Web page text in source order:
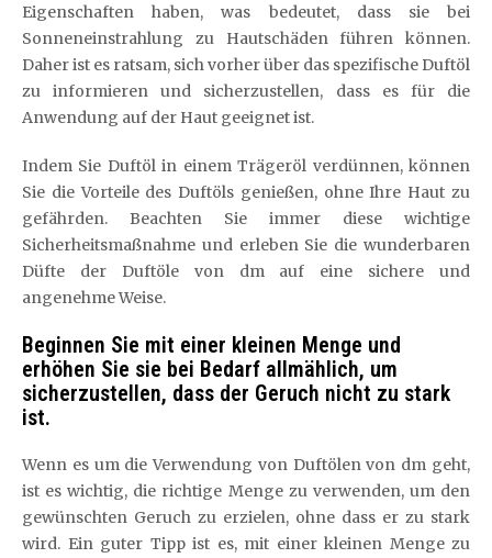
Eigenschaften haben, was bedeutet, dass sie bei
Sonneneinstrahlung zu Hautschäden führen können.
Daher ist es ratsam, sich vorher über das spezifische Duftöl
zu informieren und sicherzustellen, dass es für die
Anwendung auf der Haut geeignet ist.
Indem Sie Duftöl in einem Trägeröl verdünnen, können
Sie die Vorteile des Duftöls genießen, ohne Ihre Haut zu
gefährden. Beachten Sie immer diese wichtige
Sicherheitsmaßnahme und erleben Sie die wunderbaren
Düfte der Duftöle von dm auf eine sichere und
angenehme Weise.
Beginnen Sie mit einer kleinen Menge und
erhöhen Sie sie bei Bedarf allmählich, um
sicherzustellen, dass der Geruch nicht zu stark
ist.
Wenn es um die Verwendung von Duftölen von dm geht,
ist es wichtig, die richtige Menge zu verwenden, um den
gewünschten Geruch zu erzielen, ohne dass er zu stark
wird. Ein guter Tipp ist es, mit einer kleinen Menge zu